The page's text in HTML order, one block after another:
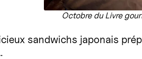
Octobre du Livre
sandwichs japonais